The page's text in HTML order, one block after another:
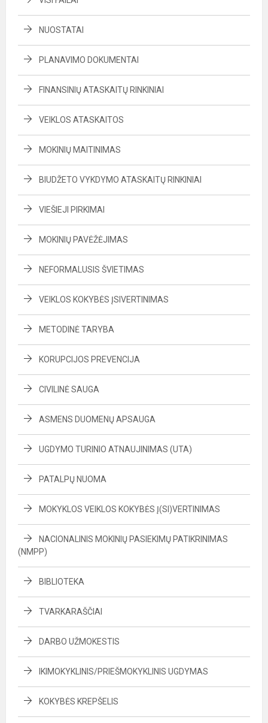
NUOSTATAI
PLANAVIMO DOKUMENTAI
FINANSINIŲ ATASKAITŲ RINKINIAI
VEIKLOS ATASKAITOS
MOKINIŲ MAITINIMAS
BIUDŽETO VYKDYMO ATASKAITŲ RINKINIAI
VIEŠIEJI PIRKIMAI
MOKINIŲ PAVĖŽĖJIMAS
NEFORMALUSIS ŠVIETIMAS
VEIKLOS KOKYBĖS ĮSIVERTINIMAS
METODINĖ TARYBA
KORUPCIJOS PREVENCIJA
CIVILINĖ SAUGA
ASMENS DUOMENŲ APSAUGA
UGDYMO TURINIO ATNAUJINIMAS (UTA)
PATALPŲ NUOMA
MOKYKLOS VEIKLOS KOKYBĖS Į(SI)VERTINIMAS
NACIONALINIS MOKINIŲ PASIEKIMŲ PATIKRINIMAS
(NMPP)
BIBLIOTEKA
TVARKARAŠČIAI
DARBO UŽMOKESTIS
IKIMOKYKLINIS/PRIEŠMOKYKLINIS UGDYMAS
KOKYBĖS KREPŠELIS